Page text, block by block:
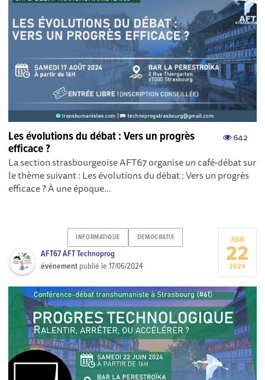
642
Les évolutions du débat : Vers un progrès
efficace ?
La section strasbourgeoise AFT67 organise un café-débat sur
le thème suivant : Les évolutions du débat : Vers un progrès
efficace ? À une époque...
INFORMATIQUE DEMOCRATIE
AFT67 AFT Technoprog
événement publié le17/06/2024
JUIN
22
2024